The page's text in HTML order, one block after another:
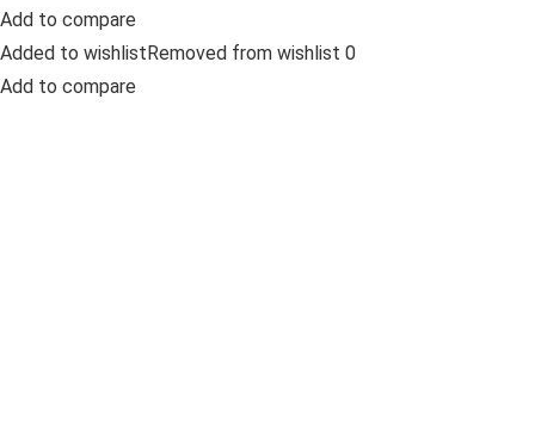
Add to compare
Added to wishlistRemoved from wishlist 0
Add to compare